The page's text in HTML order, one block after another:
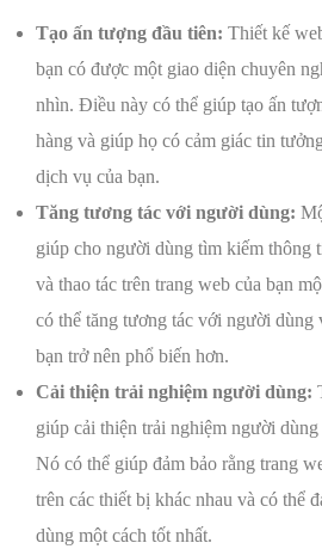
Tạo ấn tượng đầu tiên: Thiết kế
bạn có được một giao diện chuyên
nhìn. Điều này có thể giúp tạo ấn
hàng và giúp họ có cảm giác tin
dịch vụ của bạn.
Tăng tương tác với người dùng:
giúp cho người dùng tìm kiếm thông
và thao tác trên trang web của bạn
có thể tăng tương tác với người dùng
bạn trở nên phổ biến hơn.
Cải thiện trải nghiệm người dùng:
giúp cải thiện trải nghiệm người
Nó có thể giúp đảm bảo rằng trang
trên các thiết bị khác nhau và có thể
dùng một cách tốt nhất.